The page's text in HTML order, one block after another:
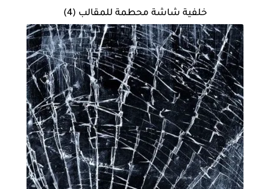
خلفية شاشة محطمة للمقالب (4)